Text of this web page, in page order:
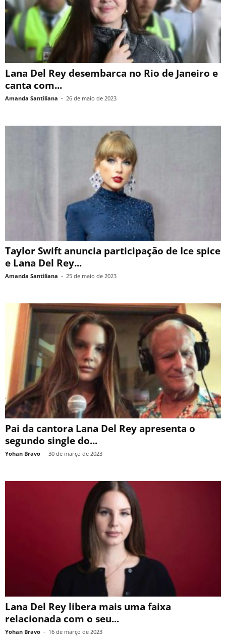
Lana Del Rey desembarca no Rio de Janeiro e
canta com...
Amanda Santiliana - 26 de maio de 2023
Taylor Swift anuncia participação de Ice spice
e Lana Del Rey...
Amanda Santiliana - 25 de maio de 2023
Pai da cantora Lana Del Rey apresenta o
segundo single do...
Yohan Bravo - 30 de março de 2023
Lana Del Rey libera mais uma faixa
relacionada com o seu...
Yohan Bravo - 16 de março de 2023